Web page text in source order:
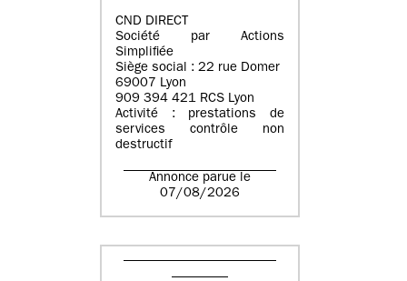
CND DIRECT
Société par Actions
Simplifiée
Siège social : 22 rue Domer
69007 Lyon
909 394 421 RCS Lyon
Activité : prestations de
services contrôle non
destructif
Annonce parue le
07/08/2026